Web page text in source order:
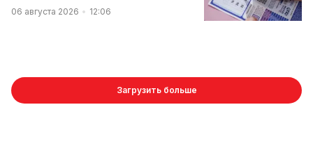
06 августа 2026 12:06
Загрузить больше